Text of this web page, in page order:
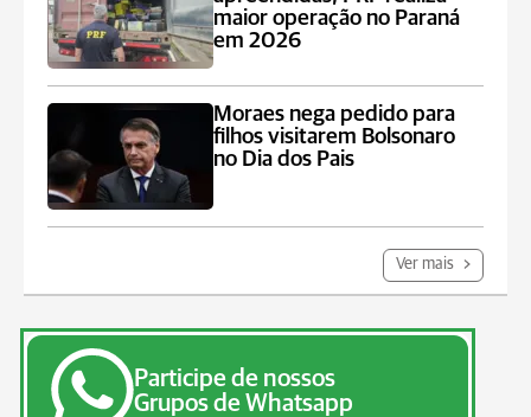
maior operação no Paraná
em 2026
Moraes nega pedido para
filhos visitarem Bolsonaro
no Dia dos Pais
Ver mais
Participe de nossos
Grupos de Whatsapp